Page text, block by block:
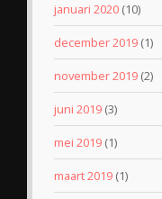
januari 2020 (10)
december 2019 (1)
november 2019 (2)
juni 2019 (3)
mei 2019 (1)
maart 2019 (1)